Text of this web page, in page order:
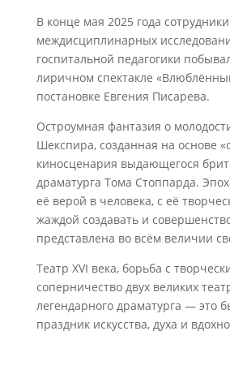
В конце мая 2025 года
междисциплинарных
госпитальной педагогики
лиричном спектакле
постановке Евгения Писарева.
Остроумная фантазия о
Шекспира, созданная на основе
киносценария выдающегося
драматурга Тома Стоппарда.
её верой в человека, с её
жаждой создавать и
представлена во всём величии
Театр XVI века, борьба с
соперничество двух великих
легендарного драматурга — это
праздник искусства, духа и